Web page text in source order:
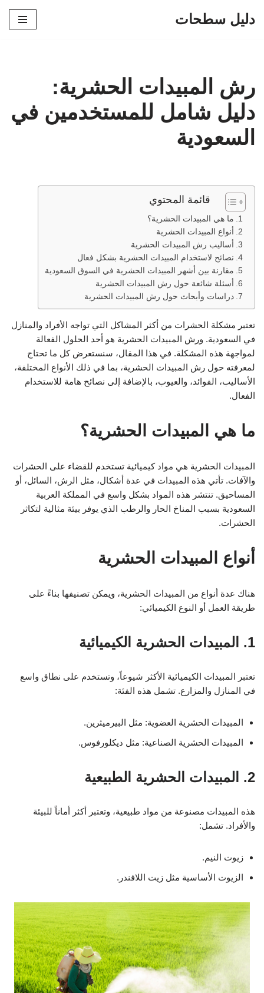
دليل سطحات
رش المبيدات الحشرية:
دليل شامل للمستخدمين في
السعودية
قائمة المحتوي
ما هي المبيدات الحشرية؟
أنواع المبيدات الحشرية
أساليب رش المبيدات الحشرية
نصائح لاستخدام المبيدات الحشرية بشكل فعال
مقارنة بين أشهر المبيدات الحشرية في السوق السعودية
أسئلة شائعة حول رش المبيدات الحشرية
دراسات وأبحاث حول رش المبيدات الحشرية
تعتبر مشكلة الحشرات من أكثر المشاكل التي تواجه الأفراد والمنازل
في السعودية. ورش المبيدات الحشرية هو أحد الحلول الفعالة
لمواجهة هذه المشكلة. في هذا المقال، سنستعرض كل ما تحتاج
لمعرفته حول رش المبيدات الحشرية، بما في ذلك الأنواع المختلفة،
الأساليب، الفوائد، والعيوب، بالإضافة إلى نصائح هامة للاستخدام
الفعال.
ما هي المبيدات الحشرية؟
المبيدات الحشرية هي مواد كيميائية تستخدم للقضاء على الحشرات
والآفات. تأتي هذه المبيدات في عدة أشكال، مثل الرش، السائل، أو
المساحيق. تنتشر هذه المواد بشكل واسع في المملكة العربية
السعودية بسبب المناخ الحار والرطب الذي يوفر بيئة مثالية لتكاثر
الحشرات.
أنواع المبيدات الحشرية
هناك عدة أنواع من المبيدات الحشرية، ويمكن تصنيفها بناءً على
طريقة العمل أو النوع الكيميائي:
1. المبيدات الحشرية الكيميائية
تعتبر المبيدات الكيميائية الأكثر شيوعاً، وتستخدم على نطاق واسع
في المنازل والمزارع. تشمل هذه الفئة:
المبيدات الحشرية العضوية: مثل البيرميثرين.
المبيدات الحشرية الصناعية: مثل ديكلورفوس.
2. المبيدات الحشرية الطبيعية
هذه المبيدات مصنوعة من مواد طبيعية، وتعتبر أكثر أماناً للبيئة
والأفراد. تشمل:
زيوت النيم.
الزيوت الأساسية مثل زيت اللافندر.